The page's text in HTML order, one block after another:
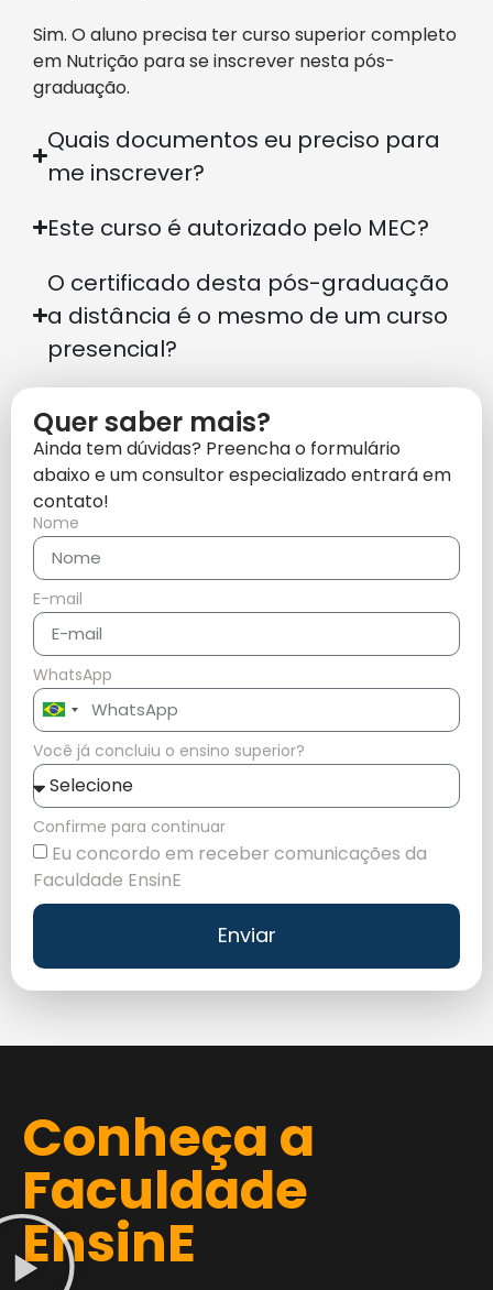
Sim. O aluno precisa ter curso superior completo
em Nutrição para se inscrever nesta pós-
graduação.
Quais documentos eu preciso para
me inscrever?
Este curso é autorizado pelo MEC?
O certificado desta pós-graduação
a distância é o mesmo de um curso
presencial?
Quer saber mais?
Ainda tem dúvidas? Preencha o formulário
abaixo e um consultor especializado entrará em
contato!
Nome
E-mail
WhatsApp
Brazil
+55
Você já concluiu o ensino superior?
Confirme para continuar
Eu concordo em receber comunicações da
Faculdade EnsinE
Enviar
Conheça a
Faculdade
EnsinE